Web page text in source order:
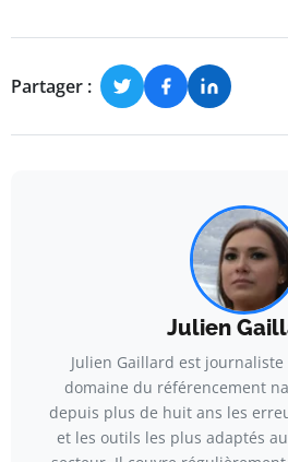
Partager :
Julien
Julien Gaillard est
domaine du référencement
depuis plus de huit ans les
et les outils les plus adaptés